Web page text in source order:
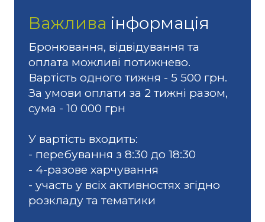
Важлива інформація
Бронювання, відвідування та
оплата можливі потижнево.
Вартість одного тижня - 5 500 грн.
За умови оплати за 2 тижні разом,
сума - 10 000 грн
У вартість входить:
- перебування з 8:30 до 18:30
- 4-разове харчування
- участь у всіх активностях згідно
розкладу та тематики